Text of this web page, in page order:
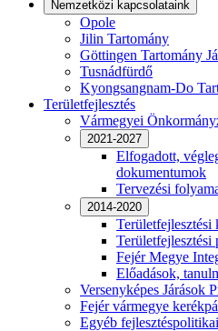
Nemzetközi kapcsolataink
Opole
Jilin Tartomány
Göttingen Tartomány
Tusnádfürdő
Kyongsangnam-Do
Területfejlesztés
Vármegyei
2021-2027
Elfogadott,
dokumentumok
Tervezési
2014-2020
Területfejlesztési
Területfejlesztési
Fejér Megye
Előadások,
Versenyképes Járások
Fejér vármegye
Egyéb